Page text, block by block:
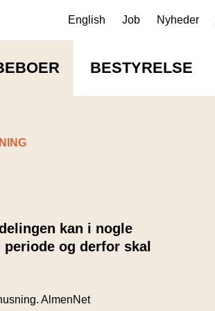
English Job Nyheder
BESTYRELSE
kan i nogle
og derfor skal
AlmenNet